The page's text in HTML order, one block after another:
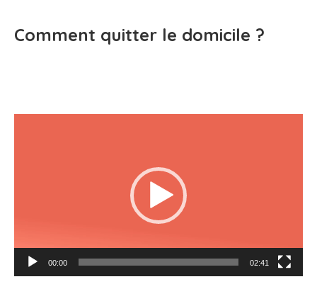
Comment quitter le domicile ?
Lecteur vidéo
00:00 02:41